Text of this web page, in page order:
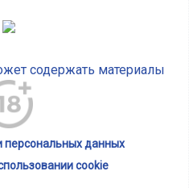
содержать материалы
персональных данных
cookie